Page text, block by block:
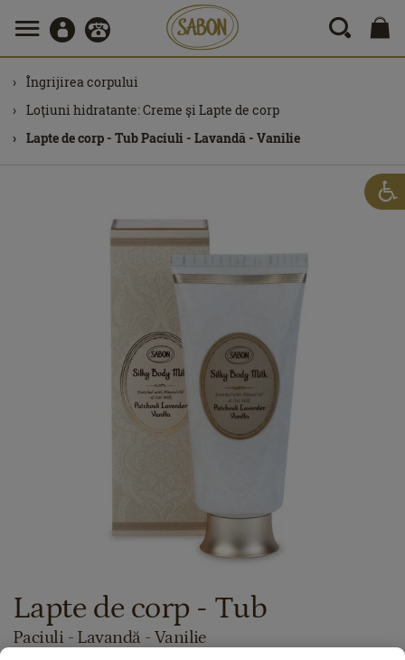
Îngrijirea corpului
Loţiuni hidratante: Creme şi Lapte de corp
Lapte de corp - Tub Paciuli - Lavandă - Vanilie
Lapte de corp - Tub
Paciuli - Lavandă - Vanilie